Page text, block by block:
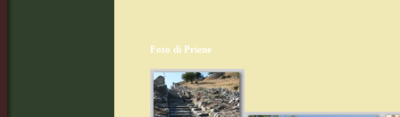
Foto di Priene